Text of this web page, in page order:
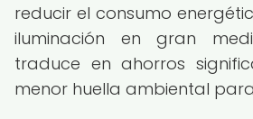
reducir el consumo
iluminación en gran
traduce en ahorros
menor huella ambiental